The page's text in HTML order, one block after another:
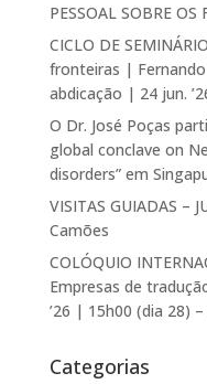
PESSOAL SOBRE
CICLO DE
fronteiras |
abdicação | 24 jun.
O Dr. José Poças
global conclave on
disorders” em
VISITAS GUIADAS –
Camões
COLÓQUIO
Empresas de
’26 | 15h00 (dia 28)
Categorias